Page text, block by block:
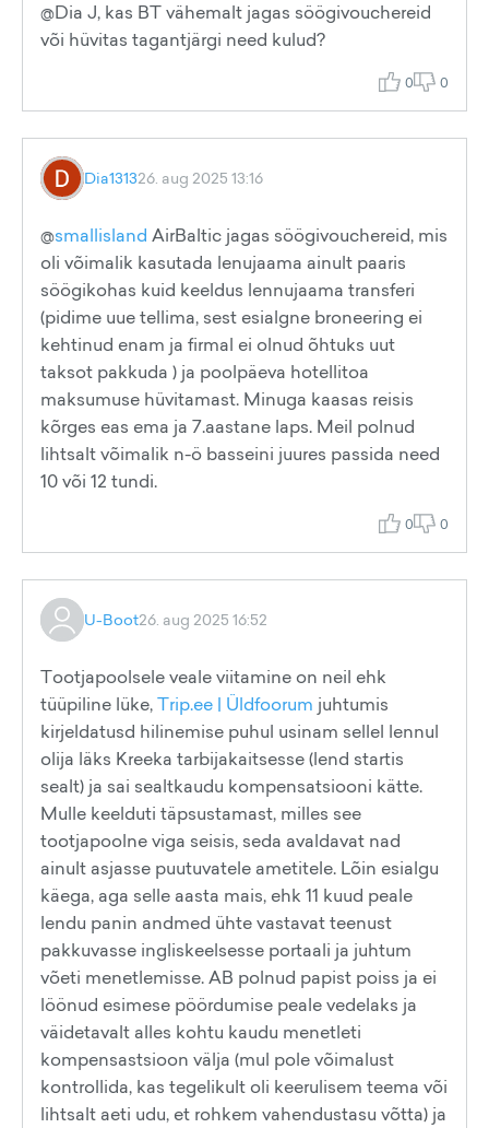
@Dia J, kas BT vähemalt jagas söögivouchereid
või hüvitas tagantjärgi need kulud?
0 0
Dia131326. aug 2025 13:16
@smallisland AirBaltic jagas söögivouchereid, mis
oli võimalik kasutada lenujaama ainult paaris
söögikohas kuid keeldus lennujaama transferi
(pidime uue tellima, sest esialgne broneering ei
kehtinud enam ja firmal ei olnud õhtuks uut
taksot pakkuda ) ja poolpäeva hotellitoa
maksumuse hüvitamast. Minuga kaasas reisis
kõrges eas ema ja 7.aastane laps. Meil polnud
lihtsalt võimalik n-ö basseini juures passida need
10 või 12 tundi.
0 0
U-Boot26. aug 2025 16:52
Tootjapoolsele veale viitamine on neil ehk
tüüpiline lüke,Trip.ee | Üldfoorum juhtumis
kirjeldatusd hilinemise puhul usinam sellel lennul
olija läks Kreeka tarbijakaitsesse (lend startis
sealt) ja sai sealtkaudu kompensatsiooni kätte.
Mulle keelduti täpsustamast, milles see
tootjapoolne viga seisis, seda avaldavat nad
ainult asjasse puutuvatele ametitele. Lõin esialgu
käega, aga selle aasta mais, ehk 11 kuud peale
lendu panin andmed ühte vastavat teenust
pakkuvasse ingliskeelsesse portaali ja juhtum
võeti menetlemisse. AB polnud papist poiss ja ei
löönud esimese pöördumise peale vedelaks ja
väidetavalt alles kohtu kaudu menetleti
kompensastsioon välja (mul pole võimalust
kontrollida, kas tegelikult oli keerulisem teema või
lihtsalt aeti udu, et rohkem vahendustasu võtta) ja